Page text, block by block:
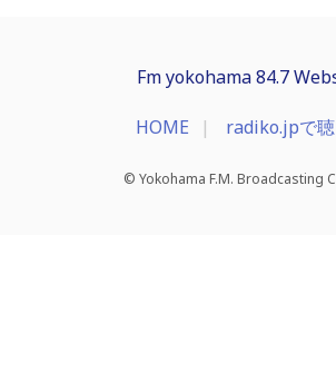
Fm yokohama 84.7
HOME radiko.jpで聴
© Yokohama F.M. Broadcasting